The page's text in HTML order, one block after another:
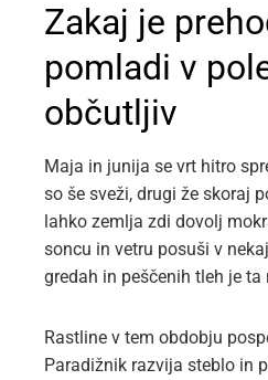
Zakaj je
pomladi v
občutljiv
Maja in junija se vrt hitro
so še sveži, drugi že skoraj
lahko zemlja zdi dovolj
soncu in vetru posuši v
gredah in peščenih tleh je
Rastline v tem obdobju
Paradižnik razvija steblo in